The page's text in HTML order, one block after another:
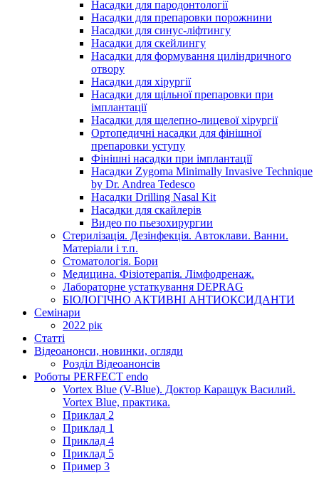
Насадки для пародонтології
Насадки для препаровки порожнини
Насадки для синус-ліфтингу
Насадки для скейлингу
Насадки для формування циліндричного
отвору
Насадки для хірургії
Насадки для щільної препаровки при
імплантації
Насадки для щелепно-лицевої хірургії
Ортопедичні насадки для фінішної
препаровки уступу
Фінішні насадки при імплантації
Насадки Zygoma Minimally Invasive Technique
by Dr. Andrea Tedesco
Насадки Drilling Nasal Kit
Насадки для скайлерів
Видео по пьезохирургии
Стерилізація. Дезінфекція. Автоклави. Ванни.
Матеріали і т.п.
Стоматологія. Бори
Медицина. Фізіотерапія. Лімфодренаж.
Лабораторне устаткування DEPRAG
БІОЛОГІЧНО АКТИВНІ АНТИОКСИДАНТИ
Семінари
2022 рік
Статті
Відеоанонси, новинки, огляди
Розділ Відеоанонсів
Роботы PERFECT endo
Vortex Blue (V-Blue). Доктор Каращук Василий.
Vortex Blue, практика.
Приклад 2
Приклад 1
Приклад 4
Приклад 5
Пример 3